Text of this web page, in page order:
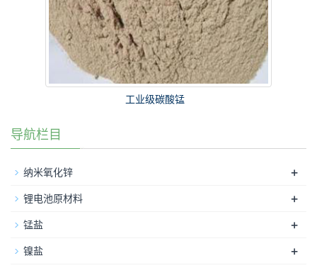
工业级碳酸锰
导航栏目
纳米氧化锌 +
锂电池原材料 +
锰盐 +
镍盐 +